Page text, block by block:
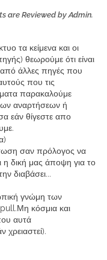
are Reviewed by Admin.
τα κείμενα και οι
θεωρούμε ότι είναι
από άλλες πηγές που
που τις
παρακαλούμε
αναρτήσεων ή
εάν θίγεστε απο
σαν πρόλογος να
η δική μας άποψη για το
διαβάσει...
γνώμη των
κόσμια και
αυτά
χρειαστεί).